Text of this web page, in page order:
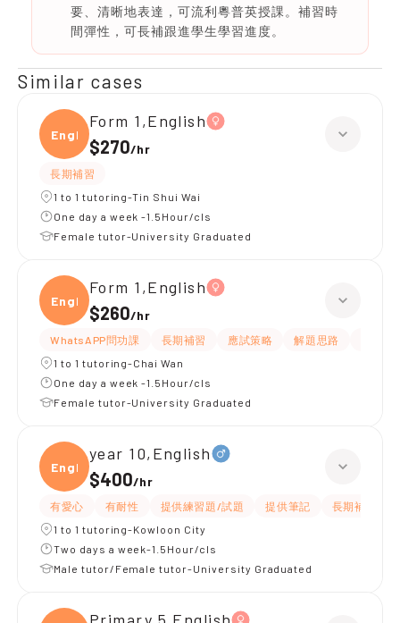
要、清晰地表達，可流利粵普英授課。補習時
間彈性，可長補跟進學生學習進度。
Similar cases
Engli
Form 1,English
$270/hr
長期補習
1 to 1 tutoring-Tin Shui Wai
One day a week -1.5Hour/cls
Female tutor-University Graduated
Engli
Form 1,English
$260/hr
WhatsAPP問功課 長期補習 應試策略 解題思路
1 to 1 tutoring-Chai Wan
One day a week -1.5Hour/cls
Female tutor-University Graduated
Engli
year 10,English
$400/hr
有愛心 有耐性 提供練習題/試題 提供筆記
長期補習
1 to 1 tutoring-Kowloon City
Two days a week-1.5Hour/cls
Male tutor/Female tutor-University Graduated